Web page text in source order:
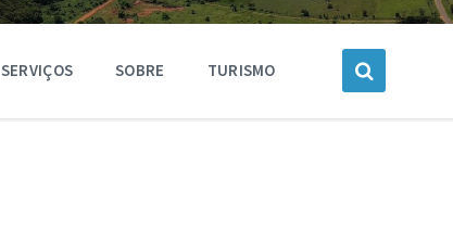
SERVIÇOS SOBRE TURISMO